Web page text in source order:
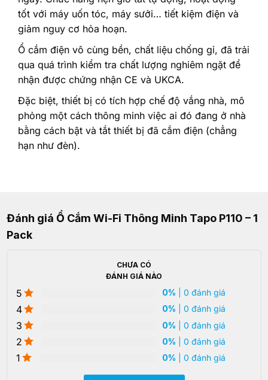
tốt với máy uốn tóc, máy sưởi… tiết kiệm điện và
giảm nguy cơ hỏa hoạn.
Ổ cắm điện vô cùng bền, chất liệu chống gỉ, đã trải
qua quá trình kiểm tra chất lượng nghiêm ngặt để
nhận được chứng nhận CE và UKCA.
Đặc biệt, thiết bị có tích hợp chế độ vắng nhà, mô
phỏng một cách thông minh việc ai đó đang ở nhà
bằng cách bật và tắt thiết bị đã cắm điện (chẳng
hạn như đèn).
Đánh giá Ổ Cắm Wi-Fi Thông Minh Tapo P110 – 1
Pack
CHƯA CÓ
ĐÁNH GIÁ NÀO
5 0% | 0 đánh giá
4 0% | 0 đánh giá
3 0% | 0 đánh giá
2 0% | 0 đánh giá
1 0% | 0 đánh giá